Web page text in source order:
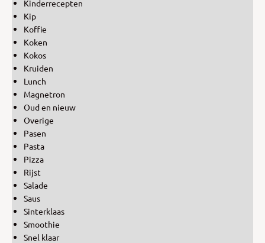
Kinderrecepten
Kip
Koffie
Koken
Kokos
Kruiden
Lunch
Magnetron
Oud en nieuw
Overige
Pasen
Pasta
Pizza
Rijst
Salade
Saus
Sinterklaas
Smoothie
Snel klaar